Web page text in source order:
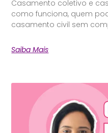
Casamento coletivo e
como funciona, quem
casamento civil sem
Saiba Mais